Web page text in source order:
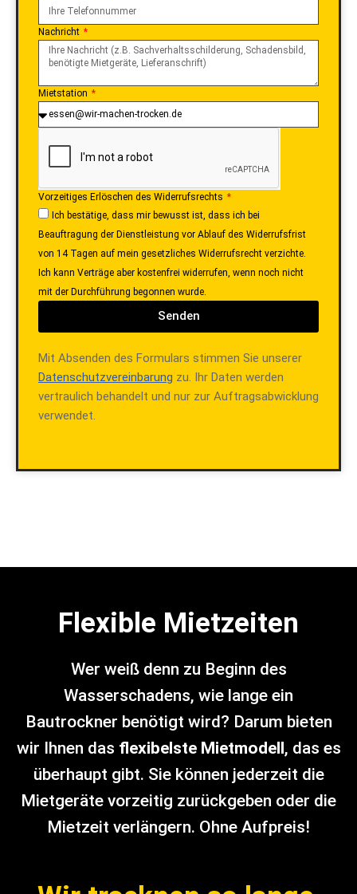
Nachricht
Mietstation
Vorzeitiges Erlöschen des Widerrufsrechts
Ich bestätige, dass mir bewusst ist, dass ich bei
Beauftragung der Dienstleistung vor Ablauf des Widerrufsfrist
von 14 Tagen auf mein gesetzliches Widerrufsrecht verzichte.
Ich kann Verträge aber kostenfrei widerrufen, wenn noch nicht
mit der Durchführung begonnen wurde.
Senden
Mit Absenden des Formulars stimmen Sie unserer
Datenschutzvereinbarung zu. Ihr Daten werden
vertraulich behandelt und nur zur Auftragsabwicklung
verwendet.
Flexible Mietzeiten
Wer weiß denn zu Beginn des
Wasserschadens, wie lange ein
Bautrockner benötigt wird? Darum bieten
wir Ihnen das flexibelste Mietmodell, das es
überhaupt gibt. Sie können jederzeit die
Mietgeräte vorzeitig zurückgeben oder die
Mietzeit verlängern. Ohne Aufpreis!